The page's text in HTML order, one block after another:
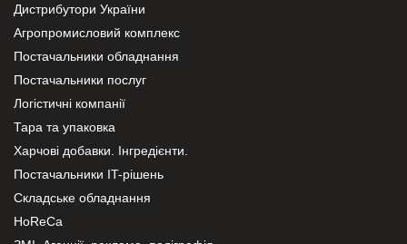
Дистрибутори України
Агропромисловий комплекс
Постачальники обладнання
Постачальники послуг
Логістичні компанії
Тара та упаковка
Харчові добавки. Інгредієнти.
Постачальники IT-рішень
Складське обладнання
HoReCa